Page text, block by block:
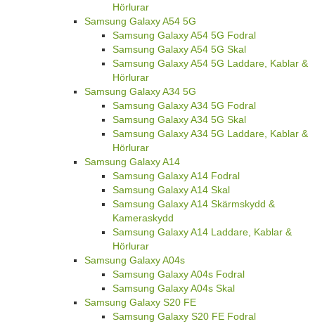
Hörlurar
Samsung Galaxy A54 5G
Samsung Galaxy A54 5G Fodral
Samsung Galaxy A54 5G Skal
Samsung Galaxy A54 5G Laddare, Kablar &
Hörlurar
Samsung Galaxy A34 5G
Samsung Galaxy A34 5G Fodral
Samsung Galaxy A34 5G Skal
Samsung Galaxy A34 5G Laddare, Kablar &
Hörlurar
Samsung Galaxy A14
Samsung Galaxy A14 Fodral
Samsung Galaxy A14 Skal
Samsung Galaxy A14 Skärmskydd &
Kameraskydd
Samsung Galaxy A14 Laddare, Kablar &
Hörlurar
Samsung Galaxy A04s
Samsung Galaxy A04s Fodral
Samsung Galaxy A04s Skal
Samsung Galaxy S20 FE
Samsung Galaxy S20 FE Fodral